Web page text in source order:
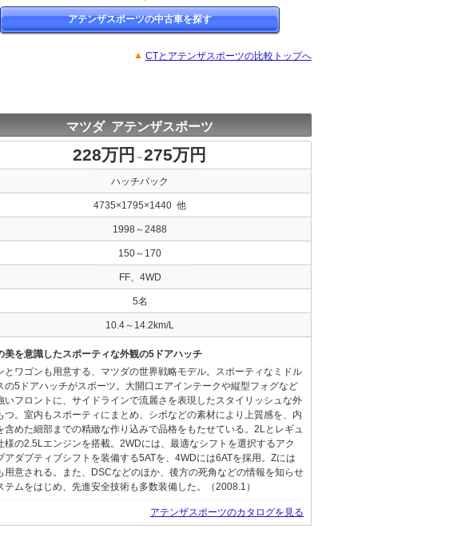
アテンザスポーツの中古車を探す
CTとアテンザスポーツの比較トップへ
マツダ アテンザスポーツ
228万円 ～275万円
ハッチバック
4735×1795×1440 他
1998～2488
150～170
FF、4WD
5名
10.4～14.2km/L
美を意識したスポーティな外観の5ドアハッチ
とワゴンも用意する、マツダの世界戦略モデル。スポーティなミドル
の5ドアハッチがスポーツ。大開口エアインテークや縦型フォグなど
いフロントに、サイドラインで流麗さを表現したスタイリッシュな外
つ。室内もスポーティにまとめ、シボなどの素材により上質感を、内
含めた細部までの精緻な作り込みで品格をもたせている。2Lとレギュ
様の2.5Lエンジンを搭載。2WDには、最適なシフトを選択するアク
アダプティブシフトを装備する5ATを、4WDには6ATを採用。Zには
用意される。また、DSCなどのほか、後方の死角などの情報を知らせ
テムをはじめ、先進安全技術も多数装備した。（2008.1）
アテンザスポーツのカタログを見る